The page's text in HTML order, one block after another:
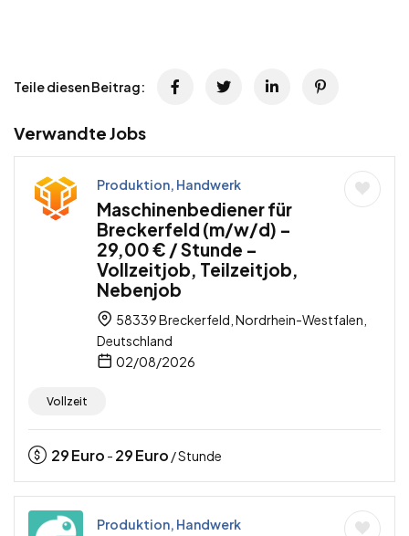
Teile diesen Beitrag:
Verwandte Jobs
Produktion, Handwerk
Maschinenbediener für
Breckerfeld (m/w/d) –
29,00 € / Stunde –
Vollzeitjob, Teilzeitjob,
Nebenjob
58339 Breckerfeld, Nordrhein-Westfalen,
Deutschland
02/08/2026
Vollzeit
29Euro - 29Euro / Stunde
Produktion, Handwerk